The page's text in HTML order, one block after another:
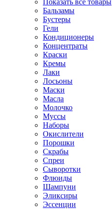
Показать все товары
Бальзамы
Бустеры
Гели
Кондиционеры
Концентраты
Краски
Кремы
Лаки
Лосьоны
Маски
Масла
Молочко
Муссы
Наборы
Окислители
Порошки
Скрабы
Спреи
Сыворотки
Флюиды
Шампуни
Эликсиры
Эссенции